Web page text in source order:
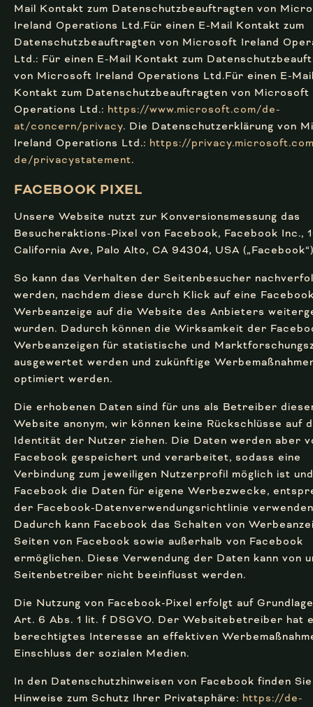
Mail Kontakt zum Datenschutzbeauftragten von
Ireland Operations Ltd.Für einen E-Mail Kontakt zum
Datenschutzbeauftragten von Microsoft Ireland
Ltd.: Für einen E-Mail Kontakt zum
von Microsoft Ireland Operations Ltd.Für einen E-
Kontakt zum Datenschutzbeauftragten von Microsoft
Operations Ltd.: https://www.microsoft.com/de-
at/concern/privacy. Die Datenschutzerklärung von
Ireland Operations Ltd.: https://
de/privacystatement.
FACEBOOK PIXEL
Unsere Website nutzt zur Konversionsmessung das
Besucheraktions-Pixel von Facebook, Facebook Inc.,
California Ave, Palo Alto, CA 94304, USA
So kann das Verhalten der Seitenbesucher
werden, nachdem diese durch Klick auf eine
Werbeanzeige auf die Website des Anbieters
wurden. Dadurch können die Wirksamkeit der
Werbeanzeigen für statistische und
ausgewertet werden und zukünftige
optimiert werden.
Die erhobenen Daten sind für uns als Betreiber
Website anonym, wir können keine Rückschlüsse auf
Identität der Nutzer ziehen. Die Daten werden aber
Facebook gespeichert und verarbeitet, sodass eine
Verbindung zum jeweiligen Nutzerprofil möglich ist und
Facebook die Daten für eigene Werbezwecke,
der Facebook-Datenverwendungsrichtlinie
Dadurch kann Facebook das Schalten von
Seiten von Facebook sowie außerhalb von Facebook
ermöglichen. Diese Verwendung der Daten kann von
Seitenbetreiber nicht beeinflusst werden.
Die Nutzung von Facebook-Pixel erfolgt auf
Art. 6 Abs. 1 lit. f DSGVO. Der Websitebetreiber hat
berechtigtes Interesse an effektiven
Einschluss der sozialen Medien.
In den Datenschutzhinweisen von Facebook finden
Hinweise zum Schutz Ihrer Privatsphäre: https://de-